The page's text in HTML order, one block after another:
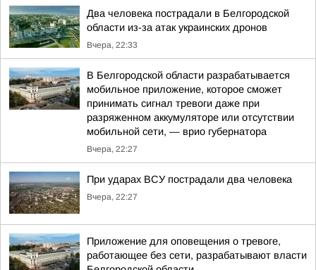
Два человека пострадали в Белгородской
области из-за атак украинских дронов
Вчера, 22:33
В Белгородской области разрабатывается
мобильное приложение, которое сможет
принимать сигнал тревоги даже при
разряженном аккумуляторе или отсутствии
мобильной сети, — врио губернатора
Вчера, 22:27
При ударах ВСУ пострадали два человека
Вчера, 22:27
Приложение для оповещения о тревоге,
работающее без сети, разрабатывают власти